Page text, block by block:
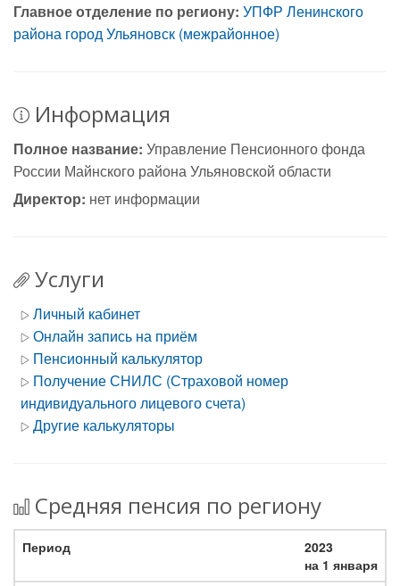
Главное отделение по региону: УПФР Ленинского
района город Ульяновск (межрайонное)
Информация
Полное название: Управление Пенсионного фонда
России Майнского района Ульяновской области
Директор: нет информации
Услуги
Личный кабинет
Онлайн запись на приём
Пенсионный калькулятор
Получение СНИЛС (Страховой номер
индивидуального лицевого счета)
Другие калькуляторы
Средняя пенсия по региону
2023
на 1 января